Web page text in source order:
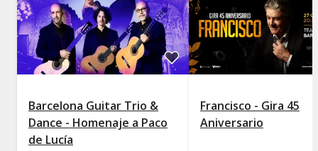
Barcelona Guitar Trio &
Dance - Homenaje a Paco
de Lucía
Francisco - Gira 45
Aniversario